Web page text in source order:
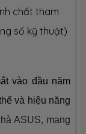
chất tham
số kỹ thuật)
vào đầu năm
và hiệu năng
ASUS, mang